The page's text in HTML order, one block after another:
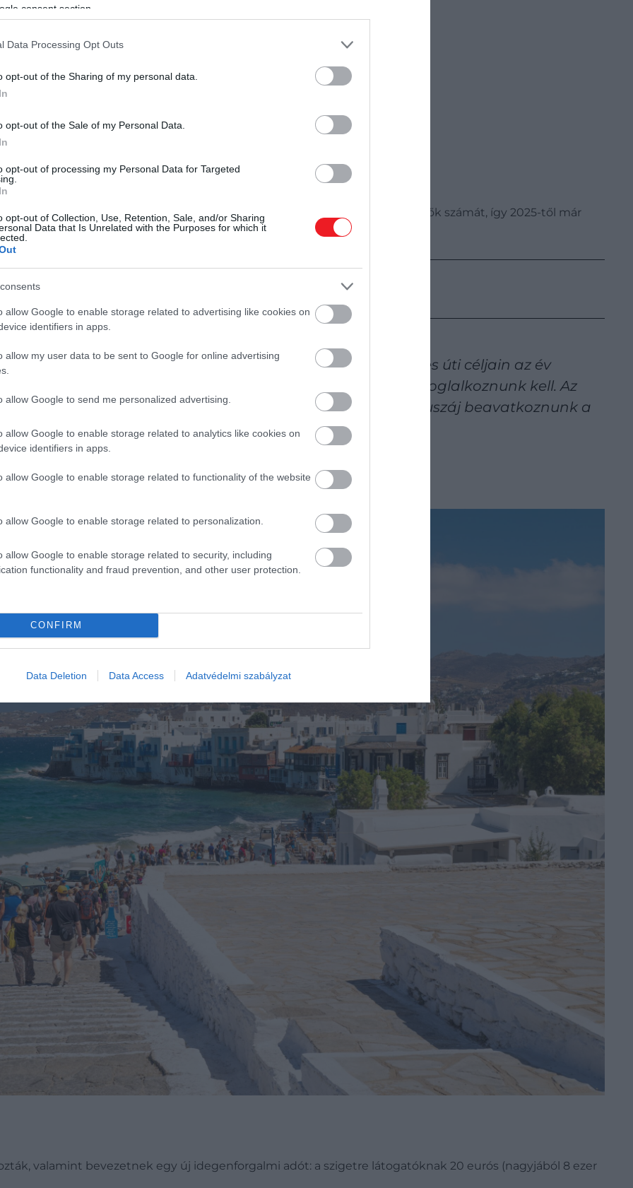
consent section.
Data Processing Opt Outs
opt-out of the Sharing of my personal data.
opt-out of the Sale of my Personal Data.
opt-out of processing my Personal Data for Targeted
opt-out of Collection, Use, Retention, Sale, and/or Sharing
Data that Is Unrelated with the Purposes for which it
allow Google to enable storage related to advertising like cookies on
identifiers in apps.
allow my user data to be sent to Google for online advertising
allow Google to send me personalized advertising.
allow Google to enable storage related to analytics like cookies on
identifiers in apps.
allow Google to enable storage related to functionality of the website
allow Google to enable storage related to personalization.
allow Google to enable storage related to security, including
functionality and fraud prevention, and other user protection.
CONFIRM
Data Deletion Data Access Adatvédelmi szabályzat
is támogatta azt a kezdeményezést, amely korlátozná a sétahajókkal érkezők számát, így 2025-től már
a turistákat
fel van készülve a turistákra, de az ország egyes úti céljain az év
nagy problémát okoz a sok látogató. Ezzel pedig foglalkoznunk kell. Az
megterhelték Szantorinit és Míkonoszt is, ezért muszáj beavatkoznunk a
valamint bevezetnek egy új idegenforgalmi adót: a szigetre látogatóknak 20 eurós (nagyjából 8 ezer